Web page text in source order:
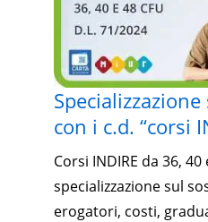
con i c.d. “corsi
Corsi INDIRE da 36, 40
specializzazione sul
erogatori, costi,